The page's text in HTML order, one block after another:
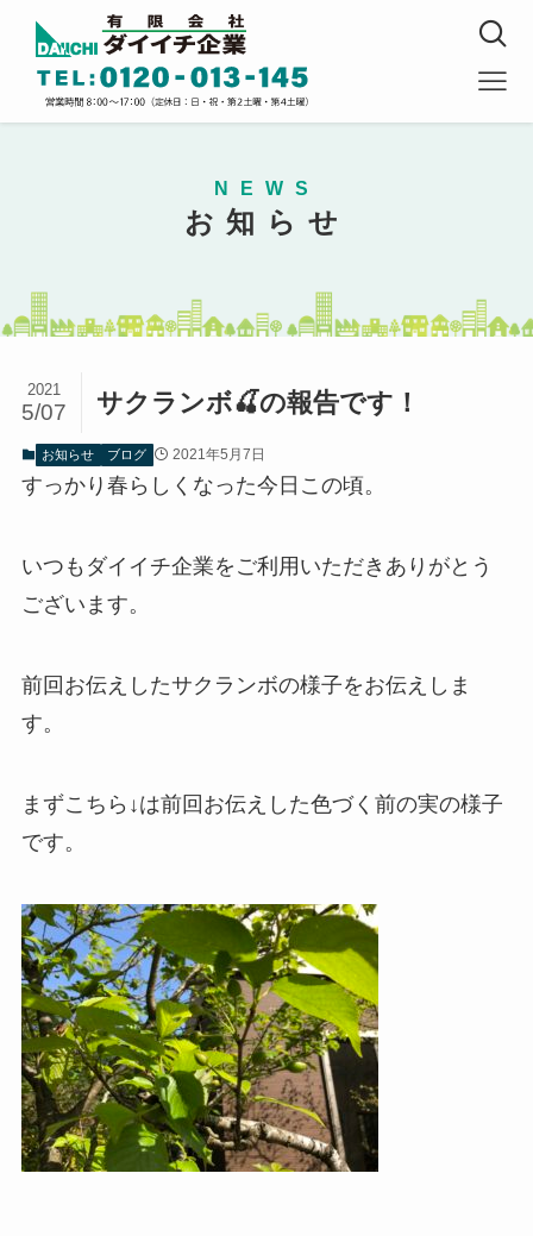
NEWS
お知らせ
サクランボ🍒の報告です！
2021
5/07
お知らせ ブログ 2021年5月7日
すっかり春らしくなった今日この頃。
いつもダイイチ企業をご利用いただきありがとう
ございます。
前回お伝えしたサクランボの様子をお伝えしま
す。
まずこちら↓は前回お伝えした色づく前の実の様子
です。